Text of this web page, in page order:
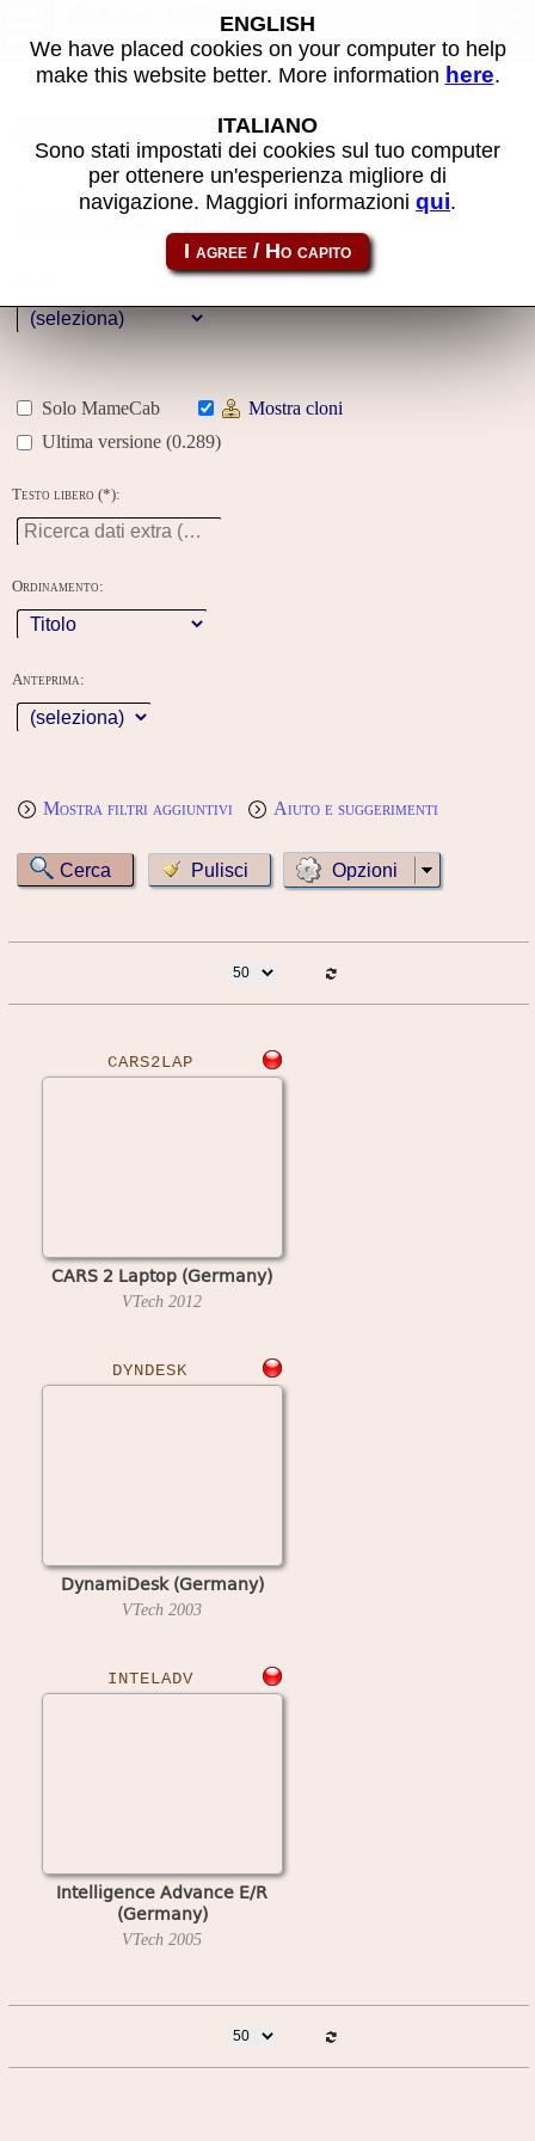
Giochi MAME
Solo MameCab
Mostra cloni
Ultima versione (0.289)
Testo libero (*):
Ordinamento:
Anteprima:
Mostra filtri aggiuntivi Aiuto e suggerimenti
Opzioni
CARS2LAP
CARS 2 Laptop (Germany)
VTech 2012
DYNDESK
DynamiDesk (Germany)
VTech 2003
INTELADV
Intelligence Advance E/R
(Germany)
VTech 2005
ENGLISH
We have placed cookies on your computer to help
make this website better. More information here.
ITALIANO
Sono stati impostati dei cookies sul tuo computer
per ottenere un'esperienza migliore di
navigazione. Maggiori informazioni qui.